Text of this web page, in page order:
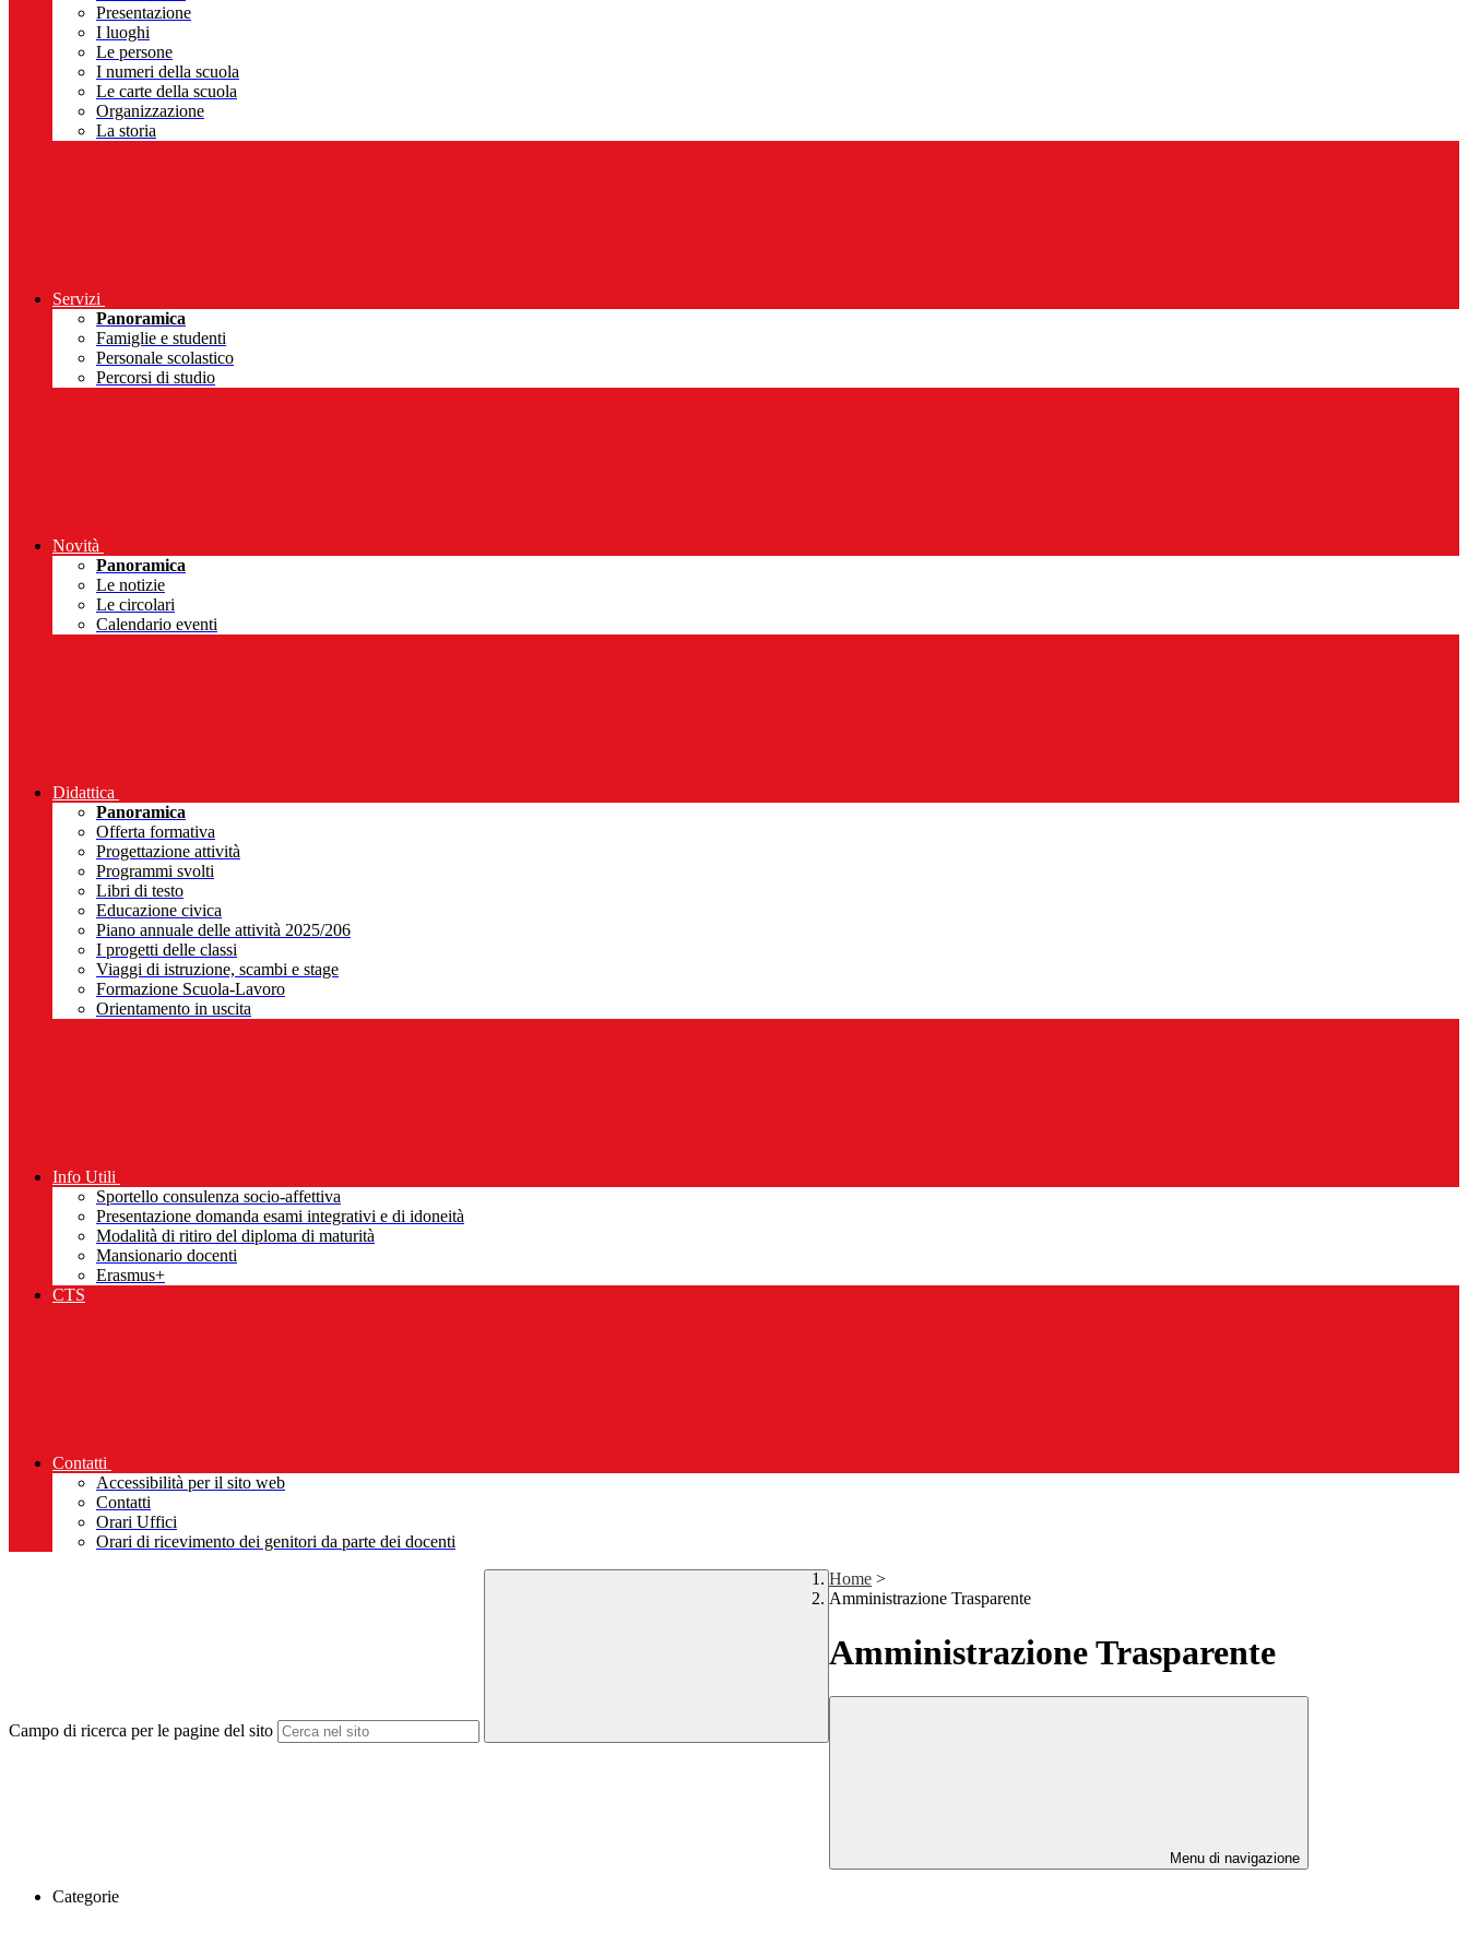
Presentazione
I luoghi
Le persone
I numeri della scuola
Le carte della scuola
Organizzazione
La storia
Servizi
Panoramica
Famiglie e studenti
Personale scolastico
Percorsi di studio
Novità
Panoramica
Le notizie
Le circolari
Calendario eventi
Didattica
Panoramica
Offerta formativa
Progettazione attività
Programmi svolti
Libri di testo
Educazione civica
Piano annuale delle attività 2025/206
I progetti delle classi
Viaggi di istruzione, scambi e stage
Formazione Scuola-Lavoro
Orientamento in uscita
Info Utili
Sportello consulenza socio-affettiva
Presentazione domanda esami integrativi e di idoneità
Modalità di ritiro del diploma di maturità
Mansionario docenti
Erasmus+
CTS
Contatti
Accessibilità per il sito web
Contatti
Orari Uffici
Orari di ricevimento dei genitori da parte dei docenti
Campo di ricerca per le pagine del sito
Home >
Amministrazione Trasparente
Amministrazione Trasparente
Menu di navigazione
Categorie